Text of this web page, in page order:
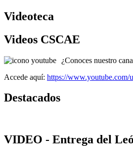
Videoteca
Videos CSCAE
¿Conoces nuestro
Accede aquí: https://www.youtube.com/
Destacados
VIDEO - Entrega del